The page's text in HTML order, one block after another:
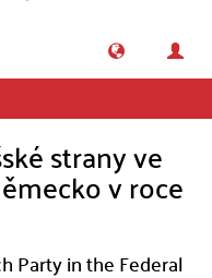
strany ve
v roce
Party in the Federal